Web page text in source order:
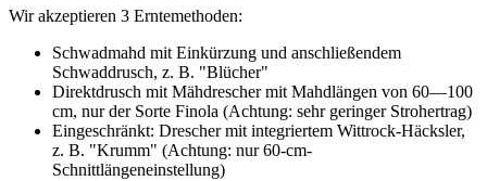
Wir akzeptieren 3 Erntemethoden:
Schwadmahd mit Einkürzung und anschließendem
Schwaddrusch, z. B. "Blücher"
Direktdrusch mit Mähdrescher mit Mahdlängen von 60—100
cm, nur der Sorte Finola (Achtung: sehr geringer Strohertrag)
Eingeschränkt: Drescher mit integriertem Wittrock-Häcksler,
z. B. "Krumm" (Achtung: nur 60-cm-
Schnittlängeneinstellung)